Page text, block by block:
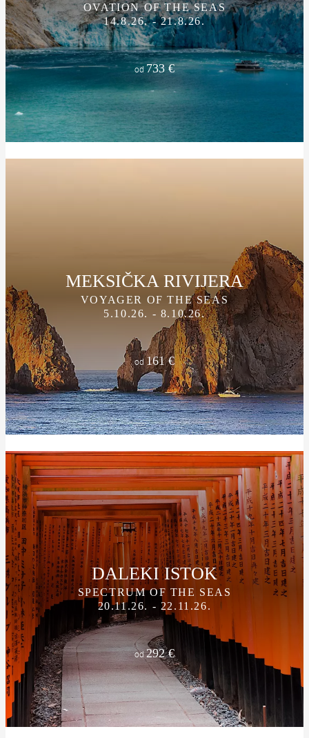
OVATION OF THE SEAS
14.8.26. - 21.8.26.
od 733 €
MEKSIČKA RIVIJERA
VOYAGER OF THE SEAS
5.10.26. - 8.10.26.
od 161 €
DALEKI ISTOK
SPECTRUM OF THE SEAS
20.11.26. - 22.11.26.
od292 €